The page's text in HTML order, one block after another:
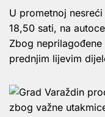
U prometnoj
18,50 sati, na
Zbog
prednjim lijevim